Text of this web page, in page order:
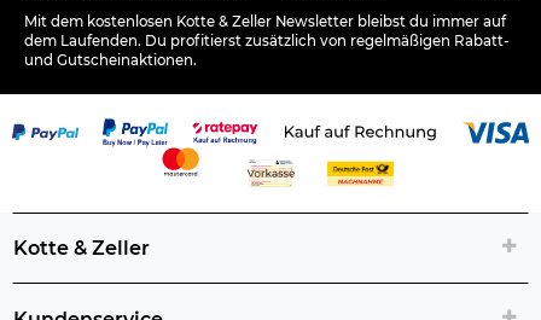
Mit dem kostenlosen Kotte & Zeller Newsletter bleibst du immer auf
dem Laufenden. Du profitierst zusätzlich von regelmäßigen Rabatt-
und Gutscheinaktionen.
Kotte & Zeller